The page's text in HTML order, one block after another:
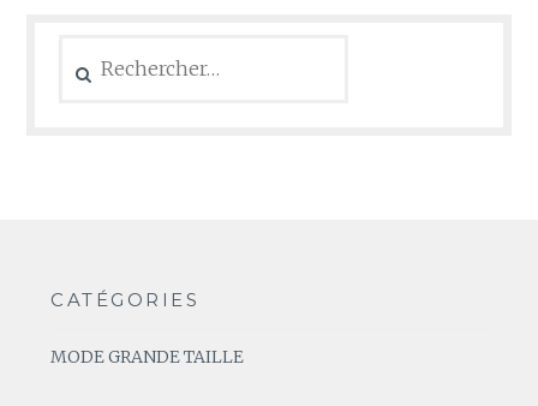
CATÉGORIES
MODE GRANDE TAILLE